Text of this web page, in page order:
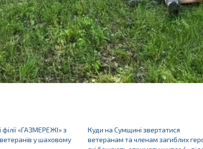
«ГАЗМЕРЕЖІ» з
у шаховому
Куди на Сумщині звертатися
ветеранам та членам загиблих